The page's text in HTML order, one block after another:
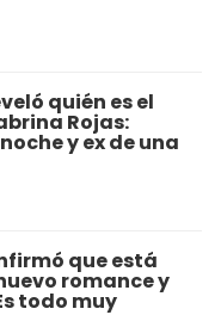
quién es el
Rojas:
y ex de una
que está
romance y
todo muy